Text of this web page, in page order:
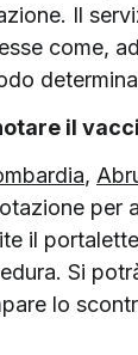
Il
come,
il
,
per
il
Si
lo